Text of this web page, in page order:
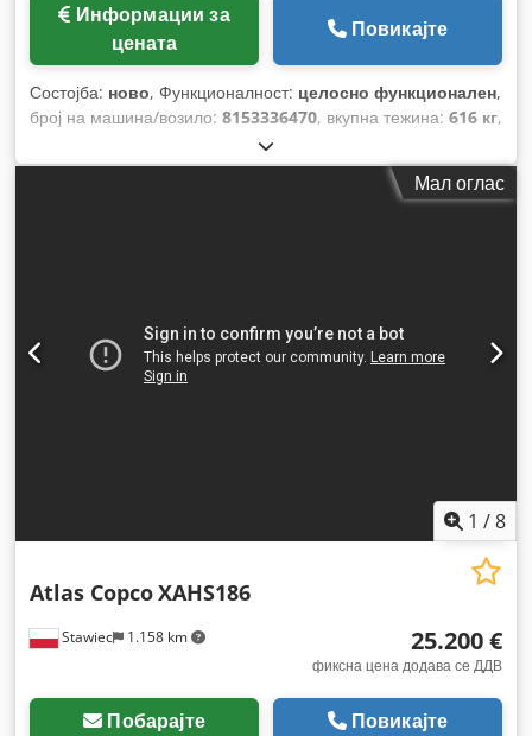
цената
Повикајте
Состојба: ново, Функционалност: целосно функционален,
број на машина/возило: 8153336470, вкупна тежина: 616 кг,
399 m³/ч, притисок (мин.):
притисок (макс.):13 греда, ниво на бучава:67 dB, тип на
Достапна табличка соМал оглас
1 /8
Stawiec 1.158 km
Atlas CopcoXAHS186
25.200 €
фиксна цена додава се ДДВ
Побарајте Повикајте